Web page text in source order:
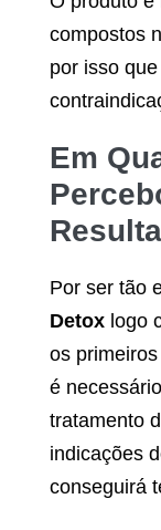
compostos
por isso
Em
Por ser tão
Detox logo
os
é
tratamento
indicações
conseguirá